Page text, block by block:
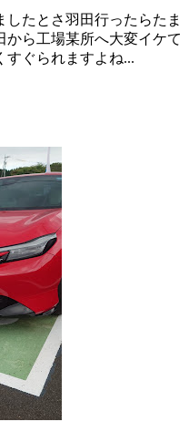
たとさ羽田行ったらたま
から工場某所へ大変イケて
すぐられますよね...